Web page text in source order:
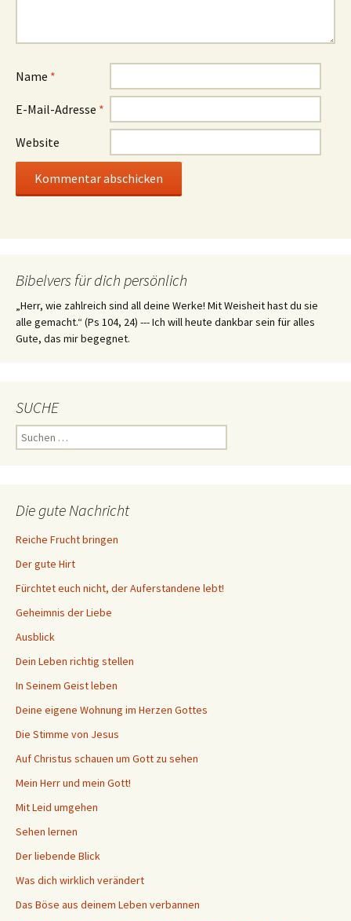
Name *
E-Mail-Adresse *
Website
Bibelvers für dich persönlich
„Herr, wie zahlreich sind all deine Werke! Mit Weisheit hast du sie
alle gemacht.“ (Ps 104, 24) --- Ich will heute dankbar sein für alles
Gute, das mir begegnet.
SUCHE
Suchen
nach:
Die gute Nachricht
Reiche Frucht bringen
Der gute Hirt
Fürchtet euch nicht, der Auferstandene lebt!
Geheimnis der Liebe
Ausblick
Dein Leben richtig stellen
In Seinem Geist leben
Deine eigene Wohnung im Herzen Gottes
Die Stimme von Jesus
Auf Christus schauen um Gott zu sehen
Mein Herr und mein Gott!
Mit Leid umgehen
Sehen lernen
Der liebende Blick
Was dich wirklich verändert
Das Böse aus deinem Leben verbannen